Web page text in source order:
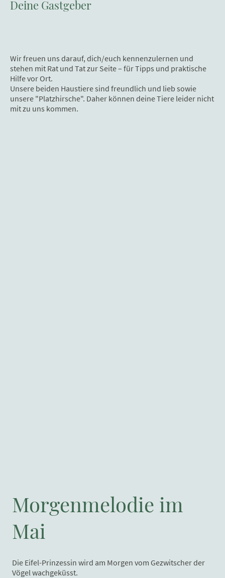
Deine Gastgeber
Wir freuen uns darauf, dich/euch kennenzulernen und
stehen mit Rat und Tat zur Seite – für Tipps und praktische
Hilfe vor Ort.
Unsere beiden Haustiere sind freundlich und lieb sowie
unsere "Platzhirsche". Daher können deine Tiere leider nicht
mit zu uns kommen.
Morgenmelodie im
Mai
Die Eifel-Prinzessin wird am Morgen vom Gezwitscher der
Vögel wachgeküsst.